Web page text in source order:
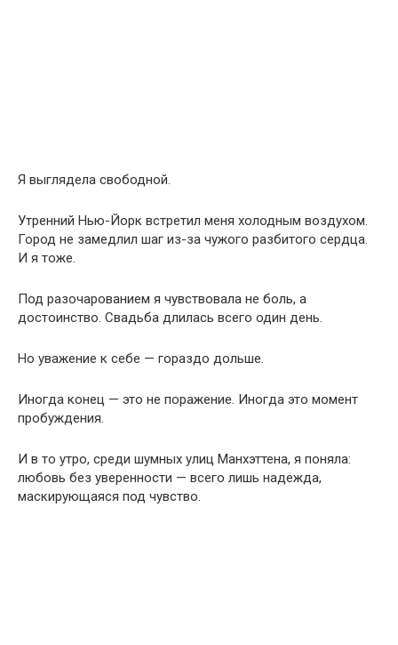
Я выглядела свободной.
Утренний Нью-Йорк встретил меня холодным воздухом.
Город не замедлил шаг из-за чужого разбитого сердца.
И я тоже.
Под разочарованием я чувствовала не боль, а
достоинство. Свадьба длилась всего один день.
Но уважение к себе — гораздо дольше.
Иногда конец — это не поражение. Иногда это момент
пробуждения.
И в то утро, среди шумных улиц Манхэттена, я поняла:
любовь без уверенности — всего лишь надежда,
маскирующаяся под чувство.